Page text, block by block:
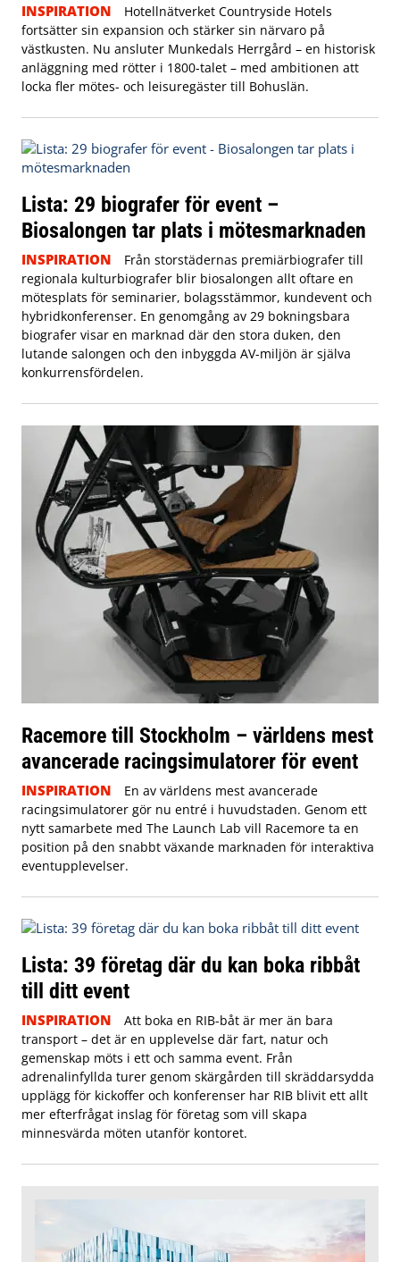
INSPIRATION
Hotellnätverket Countryside Hotels
fortsätter sin expansion och stärker sin närvaro på
västkusten. Nu ansluter Munkedals Herrgård – en historisk
anläggning med rötter i 1800-talet – med ambitionen att
locka fler mötes- och leisuregäster till Bohuslän.
Lista: 29 biografer för event –
Biosalongen tar plats i mötesmarknaden
INSPIRATION
Från storstädernas premiärbiografer till
regionala kulturbiografer blir biosalongen allt oftare en
mötesplats för seminarier, bolagsstämmor, kundevent och
hybridkonferenser. En genomgång av 29 bokningsbara
biografer visar en marknad där den stora duken, den
lutande salongen och den inbyggda AV-miljön är själva
konkurrensfördelen.
Racemore till Stockholm – världens mest
avancerade racingsimulatorer för event
INSPIRATION
En av världens mest avancerade
racingsimulatorer gör nu entré i huvudstaden. Genom ett
nytt samarbete med The Launch Lab vill Racemore ta en
position på den snabbt växande marknaden för interaktiva
eventupplevelser.
Lista: 39 företag där du kan boka ribbåt
till ditt event
INSPIRATION
Att boka en RIB-båt är mer än bara
transport – det är en upplevelse där fart, natur och
gemenskap möts i ett och samma event. Från
adrenalinfyllda turer genom skärgården till skräddarsydda
upplägg för kickoffer och konferenser har RIB blivit ett allt
mer efterfrågat inslag för företag som vill skapa
minnesvärda möten utanför kontoret.